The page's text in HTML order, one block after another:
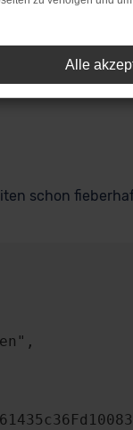
schon
Alle